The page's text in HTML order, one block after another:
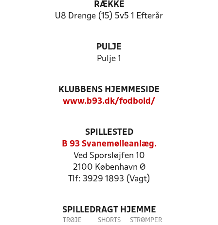
RÆKKE
U8 Drenge (15) 5v5 1 Efterår
PULJE
Pulje 1
KLUBBENS HJEMMESIDE
www.b93.dk/fodbold/
SPILLESTED
B 93 Svanemølleanlæg.
Ved Sporsløjfen 10
2100 København Ø
Tlf: 3929 1893 (Vagt)
SPILLEDRAGT HJEMME
TRØJE SHORTS STRØMPER